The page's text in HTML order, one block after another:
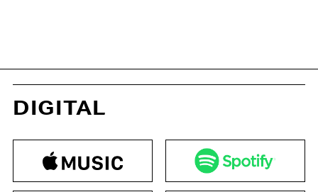
DIGITAL